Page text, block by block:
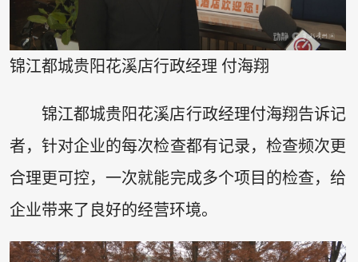
锦江都城贵阳花溪店行政经理 付海翔
锦江都城贵阳花溪店行政经理付海翔告诉记
者，针对企业的每次检查都有记录，检查频次更
合理更可控，一次就能完成多个项目的检查，给
企业带来了良好的经营环境。